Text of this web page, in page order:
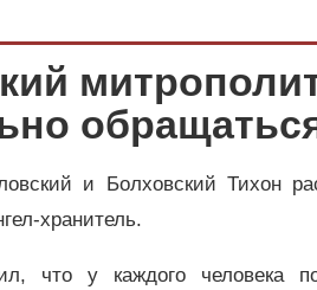
и Болховский Тихон
хранитель.
что у каждого человека